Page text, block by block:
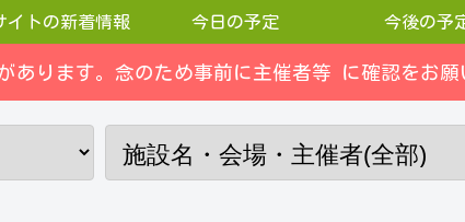
イトの新着情報 今日の予定 今後の予
ります。念のため事前に主催者等 に確認をお願